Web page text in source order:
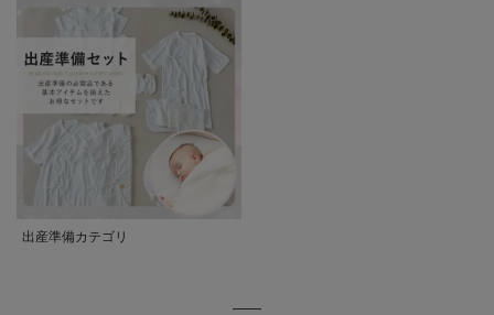
出産準備カテゴリ